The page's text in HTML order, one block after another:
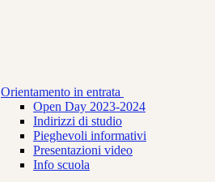
Orientamento in entrata
Open Day 2023-2024
Indirizzi di studio
Pieghevoli informativi
Presentazioni video
Info scuola